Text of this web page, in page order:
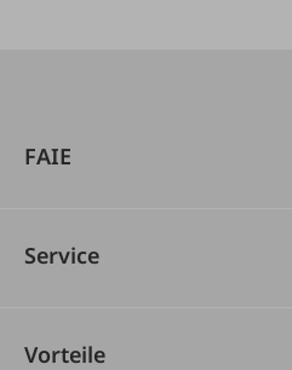
FAIE
Service
Vorteile